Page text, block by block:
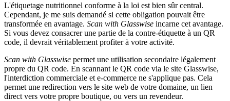
L'étiquetage nutritionnel conforme à la loi est bien sûr central.
Cependant, je me suis demandé si cette obligation pouvait être
transformée en avantage. Scan with Glasswise incarne cet avantage.
Si vous devez consacrer une partie de la contre-étiquette à un QR
code, il devrait véritablement profiter à votre activité.
Scan with Glasswise permet une utilisation secondaire légalement
propre du QR code. En scannant le QR code via le site Glasswise,
l'interdiction commerciale et e-commerce ne s'applique pas. Cela
permet une redirection vers le site web de votre domaine, un lien
direct vers votre propre boutique, ou vers un revendeur.